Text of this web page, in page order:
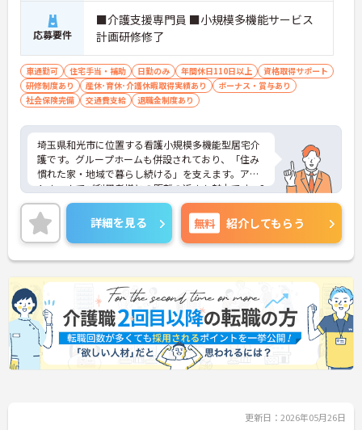
応募要件
■介護支援専門員 ■小規模多機能サービス
計画研修修了
車通勤可 住宅手当・補助 日勤のみ 年間休日110日以上
資格取得サポート
研修制度あり
産休･育休･介護休暇取得実績あり
ボーナス・賞与あり
社会保険完備
交通費支給 退職金制度あり
埼玉県和光市に位置する看護小規模多機能型居宅介
護です。グループホームも併設されており、「住み
慣れた家・地域で暮らし続ける」を支えます。アッ
トホームでご利用者様との距離の近さも魅力です。2
021年に開設された設備の整ったきれいな環境は職
員にとっても過ごしやすいです。ご興味のある方に
は、面接対策ポイントなど、さらに詳細をお話しい
たしますのでお気軽にご相談ください！
詳細を見る 無料 紹介してもらう
更新日：2026年05月26日